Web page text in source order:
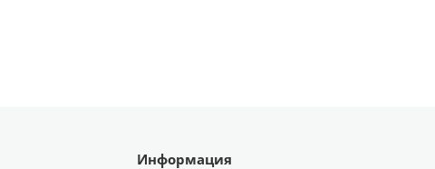
Информация